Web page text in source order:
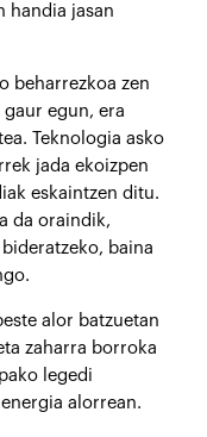
handia jasan
beharrezkoa zen
egun, era
Teknologia asko
jada ekoizpen
eskaintzen ditu.
da oraindik,
baina
alor batzuetan
zaharra borroka
legedi
alorrean.